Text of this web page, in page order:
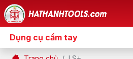
Dụng cụ cầm tay